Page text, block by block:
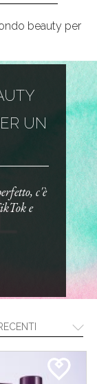
beauty per
UN
c'è
e